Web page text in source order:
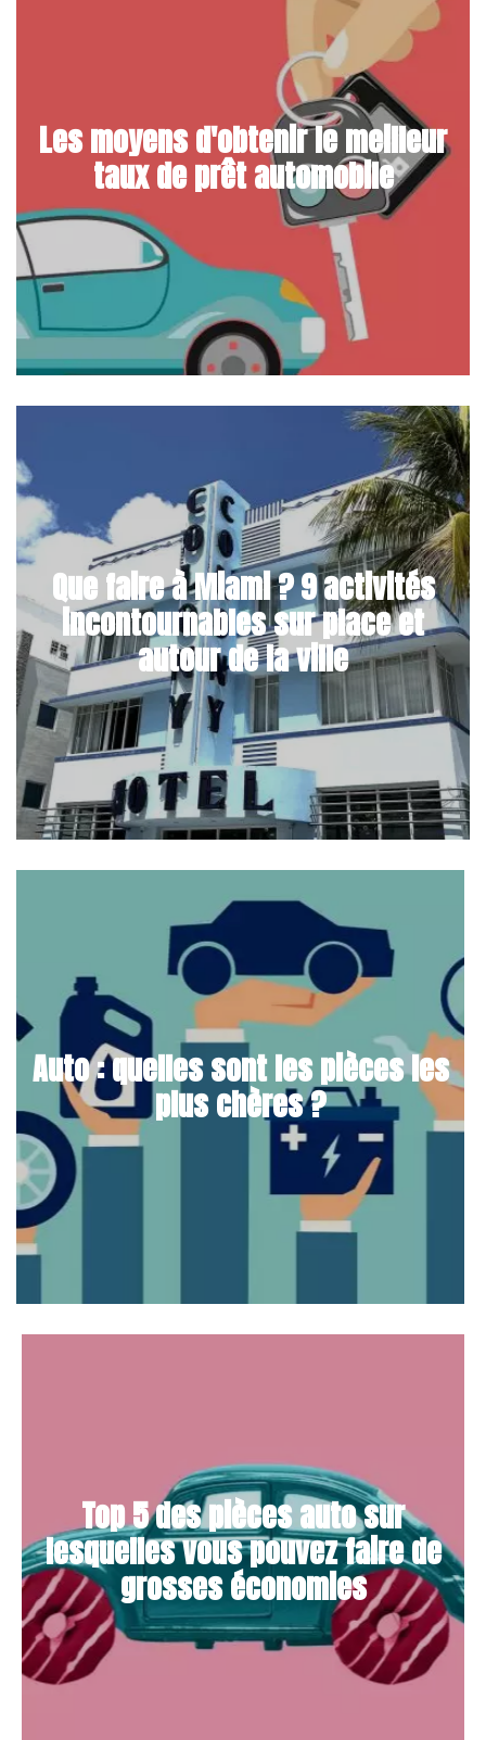
​Les moyens d'obtenir le meilleur
taux de prêt automobile
Que faire à Miami ? 9 activités
incontournables sur place et
autour de la ville
Auto : quelles sont les pièces les
plus chères ?
Top 5 des pièces auto sur
lesquelles vous pouvez faire de
grosses économies